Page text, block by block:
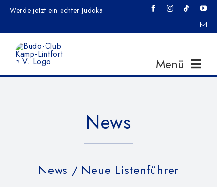
Zum
springen
Werde jetzt ein echter Judoka
Menü
Veranstaltungen
News
News / Neue Listenführer